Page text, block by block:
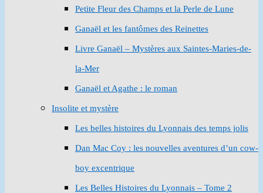
Petite Fleur des Champs et la Perle de Lune
Ganaël et les fantômes des Reinettes
Livre Ganaël – Mystères aux Saintes-Maries-de-
la-Mer
Ganaël et Agathe : le roman
Insolite et mystère
Les belles histoires du Lyonnais des temps jolis
Dan Mac Coy : les nouvelles aventures d’un cow-
boy excentrique
Les Belles Histoires du Lyonnais – Tome 2